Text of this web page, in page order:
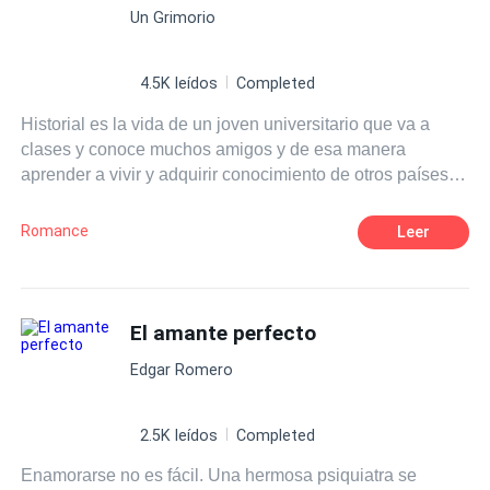
dominado pela amargura. Noivo da pior inimiga dela.
nunca mais pisar e rezar pra que ele nunca descubra de
fica enterrado pra sempre. E o ódio que os consome...
pode ser só a máscara de um amor que nunca morreu. O
Preço da Verdade — nem toda verdade sai barata.
Un Grimorio
4.5K leídos Completed
Historial es la vida de un joven universitario que va a
clases y conoce muchos amigos y de esa manera
aprender a vivir y adquirir conocimiento de otros países a
Romance Leer
El amante perfecto
Edgar Romero
2.5K leídos Completed
Enamorarse no es fácil. Una hermosa psiquiatra se